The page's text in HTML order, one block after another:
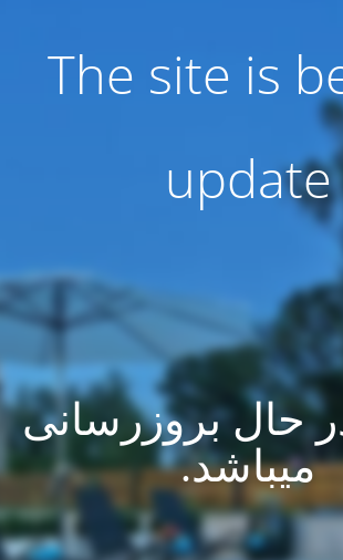
! The site is
update
حال بروزرسانی
میباشد.